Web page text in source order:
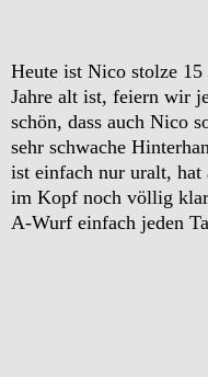
Heute ist Nico stolze
Jahre alt ist, feiern wir
schön, dass auch Nico
sehr schwache
ist einfach nur uralt,
im Kopf noch völlig
A-Wurf einfach jeden